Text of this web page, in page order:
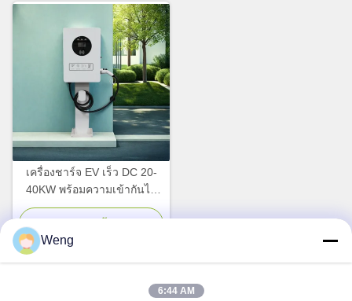
เครื่องชาร์จ EV เร็ว DC 20-
40KW พร้อมความเข้ากันได้
CCS1/CCS2/CHADEMO/GBT
Weng
6:44 AM